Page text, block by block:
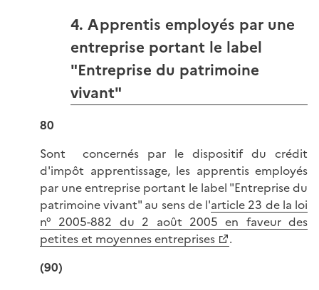
4. Apprentis employés par une
entreprise portant le label
"Entreprise du patrimoine
vivant"
80
Sont concernés par le dispositif du crédit
d'impôt apprentissage, les apprentis employés
par une entreprise portant le label "Entreprise du
patrimoine vivant" au sens de l'article 23 de la loi
n° 2005-882 du 2 août 2005 en faveur des
petites et moyennes entreprises
.
(90)